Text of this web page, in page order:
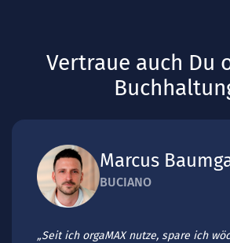
Vertraue auch Du
Marcus
BUCIANO
„Seit ich orgaMAX nutze, spare ich